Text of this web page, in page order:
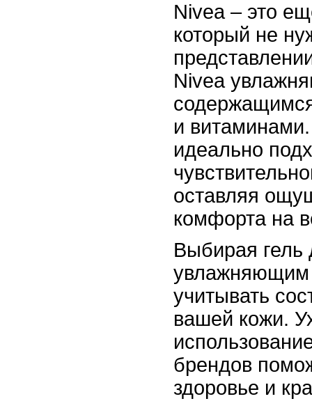
Nivea – это
который не
Nivea
и
идеально
оставляя
комфорта на
Выбирая
учитывать
вашей кожи.
брендов
здоровье и